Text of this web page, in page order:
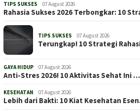
TIPS SUKSES 07 August 2026
Rahasia Sukses 2026 Terbongkar: 10
TIPS SUKSES 07 August 2026
Terungkap! 10 Strategi
GAYA HIDUP 07 August 2026
Anti-Stres 2026! 10 Aktivitas Sehat Ini …
KESEHATAN 07 August 2026
Lebih dari Bakti: 10 Kiat Kesehatan